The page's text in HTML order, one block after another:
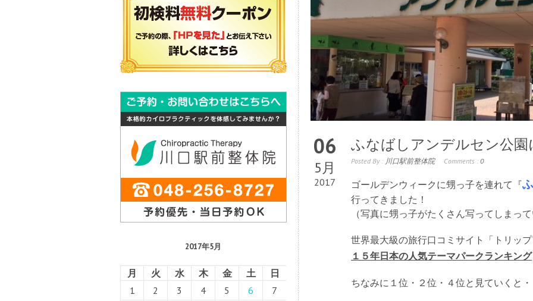
06
5月
2017
ふなばしアンデルセン公
Posted By : 川口駅前整体院 Comments : 0
ゴールデンウィークに甥っ子を連れて『
行ってきました！
（写真に甥っ子がたくさん写ってしまっ
世界最大級の旅行口コミサイト「トリッ
１５年日本の人気テーマパークランキング
ちなみに１位・２位・４位と見ていくと
2017年5月
月 火 水 木 金 土 日
1 2 3 4 5 6
7